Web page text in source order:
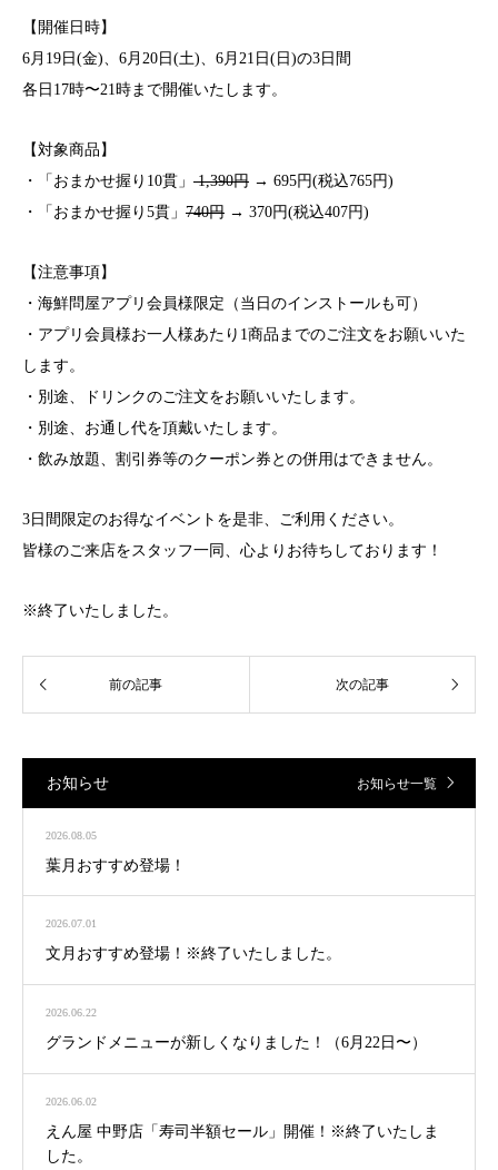
【開催日時】
6月19日(金)、6月20日(土)、6月21日(日)の3日間
各日17時〜21時まで開催いたします。
【対象商品】
・「おまかせ握り 10貫」 1,390円 → 695円(税込765円)
・「おまかせ握り 5貫」 740円 → 370円(税込407円)
【注意事項】
・海鮮問屋アプリ会員様限定（当日のインストールも可）
・アプリ会員様お一人様あたり1商品までのご注文をお願いいた
します。
・別途、ドリンクのご注文をお願いいたします。
・別途、お通し代を頂戴いたします。
・飲み放題、割引券等のクーポン券との併用はできません。
3日間限定のお得なイベントを是非、ご利用ください。
皆様のご来店をスタッフ一同、心よりお待ちしております！
※終了いたしました。
お知らせ お知らせ一覧
2026.08.05
葉月おすすめ登場！
2026.07.01
文月おすすめ登場！※終了いたしました。
2026.06.22
グランドメニューが新しくなりました！（6月22日〜）
2026.06.02
えん屋 中野店「寿司半額セール」開催！※終了いたしま
した。